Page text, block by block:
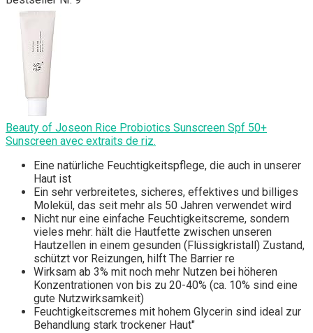
Beauty of Joseon Rice Probiotics Sunscreen Spf 50+
Sunscreen avec extraits de riz.
Eine natürliche Feuchtigkeitspflege, die auch in unserer
Haut ist
Ein sehr verbreitetes, sicheres, effektives und billiges
Molekül, das seit mehr als 50 Jahren verwendet wird
Nicht nur eine einfache Feuchtigkeitscreme, sondern
vieles mehr: hält die Hautfette zwischen unseren
Hautzellen in einem gesunden (Flüssigkristall) Zustand,
schützt vor Reizungen, hilft The Barrier re
Wirksam ab 3% mit noch mehr Nutzen bei höheren
Konzentrationen von bis zu 20-40% (ca. 10% sind eine
gute Nutzwirksamkeit)
Feuchtigkeitscremes mit hohem Glycerin sind ideal zur
Behandlung stark trockener Haut"